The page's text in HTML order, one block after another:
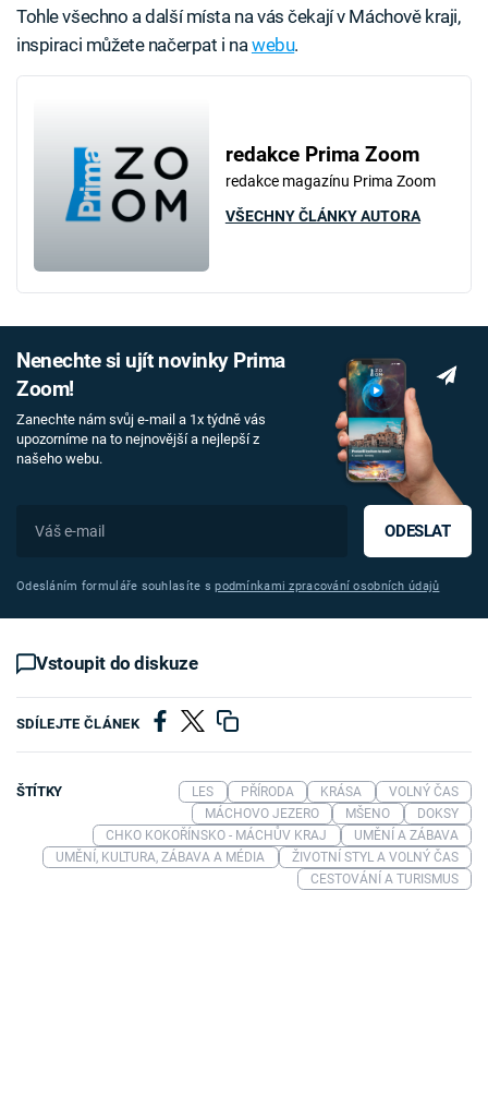
Tohle všechno a další místa na vás čekají v Máchově kraji,
inspiraci můžete načerpat i na webu.
redakce Prima Zoom
redakce magazínu Prima Zoom
VŠECHNY ČLÁNKY AUTORA
Nenechte si ujít novinky Prima
Zoom!
Zanechte nám svůj e-mail a 1x týdně vás
upozorníme na to nejnovější a nejlepší z
našeho webu.
ODESLAT
Odesláním formuláře souhlasíte spodmínkami zpracování osobních údajů
Vstoupit do diskuze
SDÍLEJTE ČLÁNEK
ŠTÍTKY LES PŘÍRODA KRÁSA
VOLNÝ ČAS
MÁCHOVO JEZERO
MŠENO
DOKSY
CHKO KOKOŘÍNSKO - MÁCHŮV KRAJ
UMĚNÍ A ZÁBAVA
UMĚNÍ, KULTURA, ZÁBAVA A MÉDIA
ŽIVOTNÍ STYL A VOLNÝ ČAS
CESTOVÁNÍ A TURISMUS